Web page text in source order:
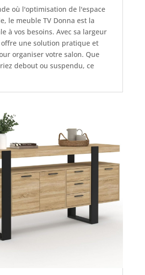
où l'optimisation de l'espace
le meuble TV Donna est la
à vos besoins. Avec sa largeur
une solution pratique et
organiser votre salon. Que
debout ou suspendu, ce